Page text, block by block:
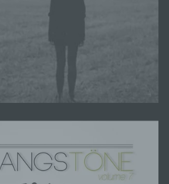
und anderer Bestimmungen